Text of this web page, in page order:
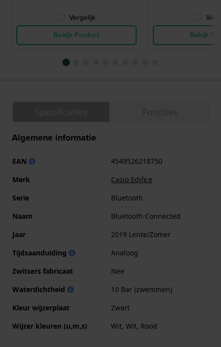
Vergelijk
Bekijk Product
Bekijk
Algemene informatie
EAN
4549526218750
Merk
Casio Edifice
Serie
Bluetooth
Naam
Bluetooth Connected
Jaar
2019 Lente/Zomer
Tijdsaanduiding
Analoog
Zwitsers fabricaat
Nee
Waterdichtheid
10 Bar (zwemmen)
Kleur wijzerplaat
Zwart
Wijzer kleuren (u,m,s)
Wit, Wit, Rood